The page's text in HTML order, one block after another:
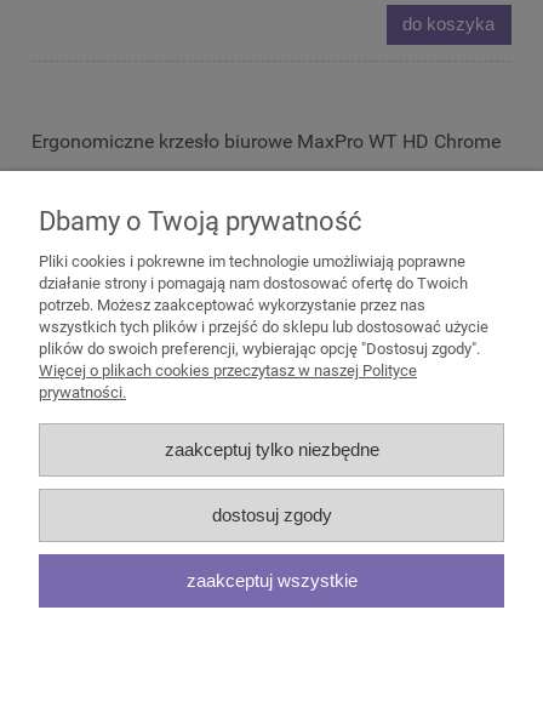
do koszyka
Ergonomiczne krzesło biurowe MaxPro WT HD Chrome
dostawy
Cena regularna:1 808,10 zł
Najniższa cena z 30 dni przed
obniżką:1 500,00 zł
Ergonomiczne krzesło biurowe MaxPro WT HD White
Grospol
zawiera 23% VAT, bez kosztów
Dbamy o Twoją prywatność
Pliki cookies i pokrewne im technologie umożliwiają poprawne
działanie strony i pomagają nam dostosować ofertę do Twoich
potrzeb. Możesz zaakceptować wykorzystanie przez nas
wszystkich tych plików i przejść do sklepu lub dostosować użycie
plików do swoich preferencji, wybierając opcję "Dostosuj zgody".
Więcej o plikach cookies przeczytasz w naszej Polityce
prywatności.
zaakceptuj tylko niezbędne
dostosuj zgody
zaakceptuj wszystkie